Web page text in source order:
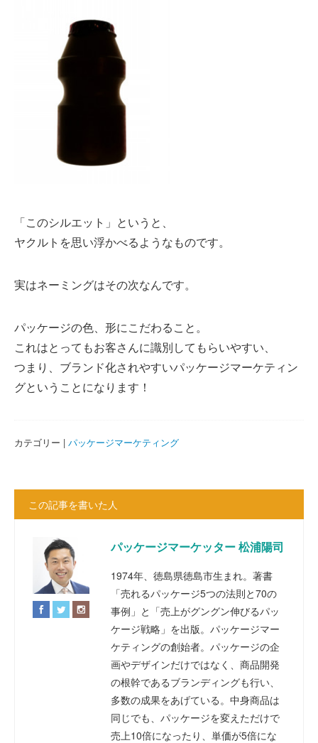
「このシルエット」というと、
ヤクルトを思い浮かべるようなものです。
実はネーミングはその次なんです。
パッケージの色、形にこだわること。
これはとってもお客さんに識別してもらいやすい、
つまり、ブランド化されやすいパッケージマーケティン
グということになります！
カテゴリー | パッケージマーケティング
この記事を書いた人
パッケージマーケッター 松浦陽司
1974年、徳島県徳島市生まれ。著書
「売れるパッケージ5つの法則と70の
事例」と「売上がグングン伸びるパッ
ケージ戦略」を出版。パッケージマー
ケティングの創始者。パッケージの企
画やデザインだけではなく、商品開発
の根幹であるブランディングも行い、
多数の成果をあげている。中身商品は
同じでも、パッケージを変えただけで
売上10倍になったり、単価が5倍にな